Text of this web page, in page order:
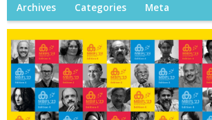
Archives Categories Meta